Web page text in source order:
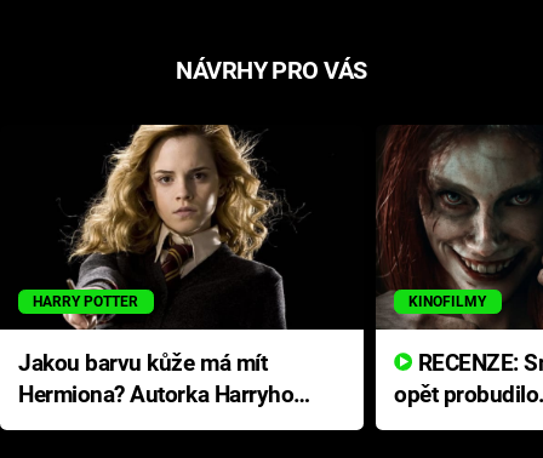
NÁVRHY PRO VÁS
HARRY POTTER
Jakou barvu kůže má mít
Hermiona? Autorka Harryho
Pottera přišla s ráznou
KINOFILMY
opět
přichází s